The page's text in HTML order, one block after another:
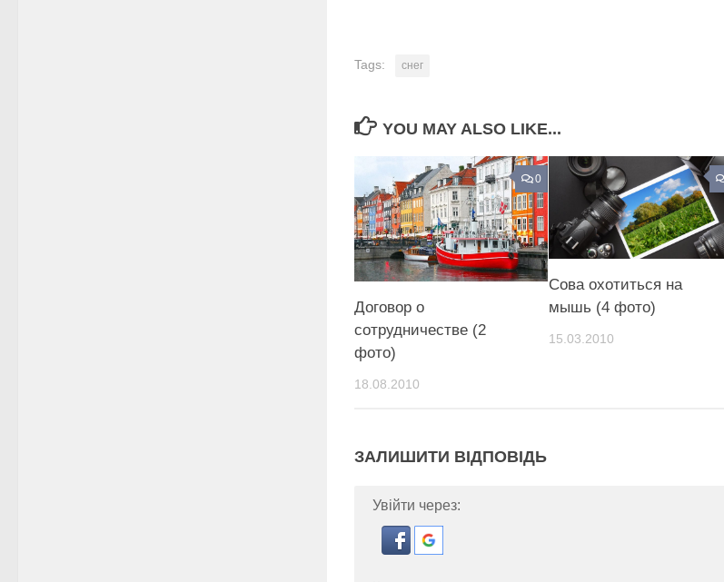
Tags: снег
YOU MAY ALSO LIKE...
0
Договор о
сотрудничестве (2
фото)
18.08.2010
Сова охотиться на
мышь (4 фото)
15.03.2010
ЗАЛИШИТИ ВІДПОВІДЬ
Увійти через: